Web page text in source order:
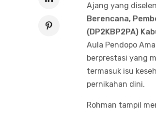
Ajang yang
Berencana,
(DP2KBP2PA)
Aula Pendopo
berprestasi yang
termasuk isu
pernikahan dini.
Rohman tampil